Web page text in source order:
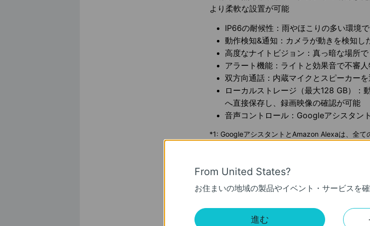
より柔軟な設置が可能
IP66の耐候性：雨やほこりの多い環境
動作検知&通知：カメラが動きを検知し
高度なナイトビジョン：真っ暗な場所
アラート機能：ライトと効果音で不審
双方向通話：内蔵マイクとスピーカー
ローカルストレージ（最大128 GB）：
へ直接保存し、録画映像の確認が可能
音声コントロール：Googleアシスタン
*1: GoogleアシスタントとAmazon Alexaは、全
【「Tapo C310」の特徴】
「Tapo C310」は、IP66をクリアした防塵
する自動サイレン機能、真っ暗な状態でも
From United States?
お住まいの地域の製品やイベント・サービスを確
進む